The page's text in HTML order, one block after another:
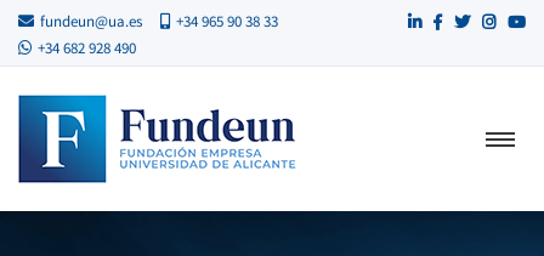
fundeun@ua.es
+34 965 90 38 33
+34 682 928 490